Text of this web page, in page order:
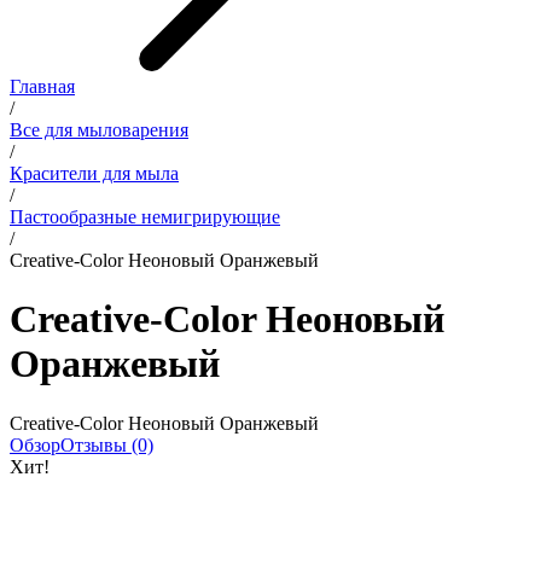
Главная
/
Все для мыловарения
/
Красители для мыла
/
Пастообразные немигрирующие
/
Creative-Color Неоновый Оранжевый
Creative-Color Неоновый
Оранжевый
Creative-Color Неоновый Оранжевый
ОбзорОтзывы (0)
Хит!